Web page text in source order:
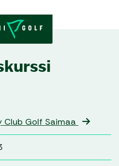
Club Golf Saimaa